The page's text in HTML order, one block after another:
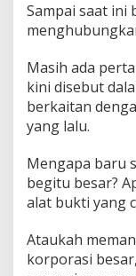
Sampai saat ini
Masih ada
kini disebut
berkaitan
yang lalu.
Mengapa baru
begitu besar?
alat bukti yang
Ataukah
korporasi